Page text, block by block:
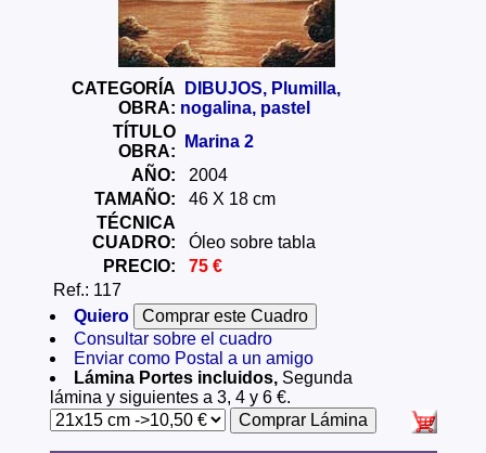
CATEGORÍA
OBRA:
DIBUJOS, Plumilla,
nogalina, pastel
TÍTULO
OBRA:
Marina 2
AÑO:
2004
TAMAÑO:
46 X 18 cm
TÉCNICA
CUADRO:
Óleo sobre tabla
PRECIO:
75 €
Ref.: 117
Quiero
Consultar sobre el cuadro
Enviar como Postal a un amigo
Lámina Portes incluidos, Segunda
lámina y siguientes a 3, 4 y 6 €.